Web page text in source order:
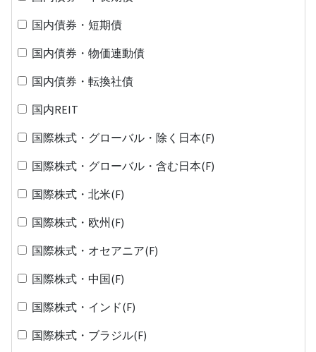
国内債券・短期債
国内債券・物価連動債
国内債券・転換社債
国内REIT
国際株式・グローバル・除く日本(F)
国際株式・グローバル・含む日本(F)
国際株式・北米(F)
国際株式・欧州(F)
国際株式・オセアニア(F)
国際株式・中国(F)
国際株式・インド(F)
国際株式・ブラジル(F)